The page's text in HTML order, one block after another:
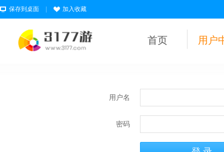
保存到桌面 加入收藏
首页 用户
用户名
密码